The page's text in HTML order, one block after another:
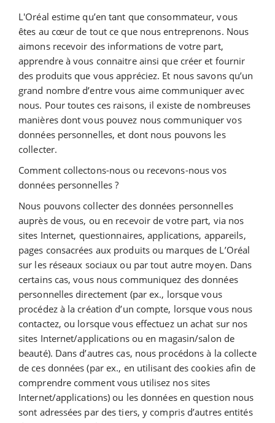
L'Oréal estime qu’en tant que consommateur, vous
êtes au cœur de tout ce que nous entreprenons. Nous
aimons recevoir des informations de votre part,
apprendre à vous connaitre ainsi que créer et fournir
des produits que vous appréciez. Et nous savons qu’un
grand nombre d’entre vous aime communiquer avec
nous. Pour toutes ces raisons, il existe de nombreuses
manières dont vous pouvez nous communiquer vos
données personnelles, et dont nous pouvons les
collecter.
Comment collectons-nous ou recevons-nous vos
données personnelles ?
Nous pouvons collecter des données personnelles
auprès de vous, ou en recevoir de votre part, via nos
sites Internet, questionnaires, applications, appareils,
pages consacrées aux produits ou marques de L’Oréal
sur les réseaux sociaux ou par tout autre moyen. Dans
certains cas, vous nous communiquez des données
personnelles directement (par ex., lorsque vous
procédez à la création d’un compte, lorsque vous nous
contactez, ou lorsque vous effectuez un achat sur nos
sites Internet/applications ou en magasin/salon de
beauté). Dans d’autres cas, nous procédons à la collecte
de ces données (par ex., en utilisant des cookies afin de
comprendre comment vous utilisez nos sites
Internet/applications) ou les données en question nous
sont adressées par des tiers, y compris d’autres entités